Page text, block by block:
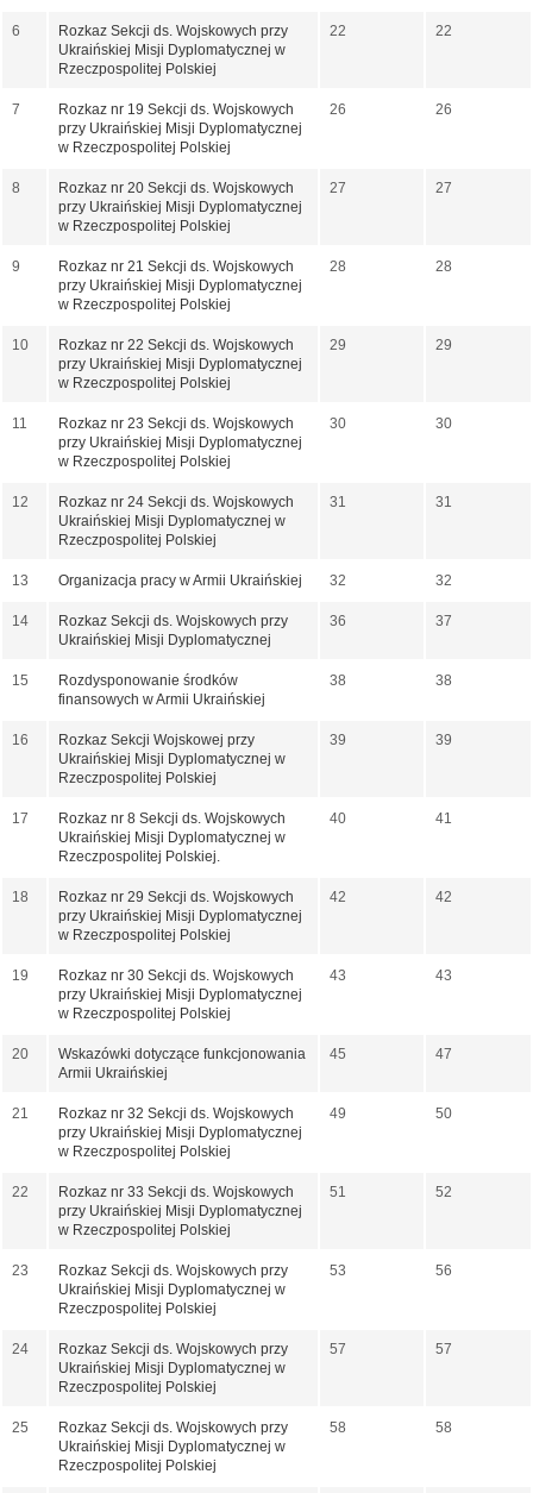
6
Rozkaz Sekcji ds. Wojskowych przy
Ukraińskiej Misji Dyplomatycznej w
Rzeczpospolitej Polskiej
22 22
7
Rozkaz nr 19 Sekcji ds. Wojskowych
przy Ukraińskiej Misji Dyplomatycznej
w Rzeczpospolitej Polskiej
26 26
8
Rozkaz nr 20 Sekcji ds. Wojskowych
przy Ukraińskiej Misji Dyplomatycznej
w Rzeczpospolitej Polskiej
27 27
9
Rozkaz nr 21 Sekcji ds. Wojskowych
przy Ukraińskiej Misji Dyplomatycznej
w Rzeczpospolitej Polskiej
28 28
10
Rozkaz nr 22 Sekcji ds. Wojskowych
przy Ukraińskiej Misji Dyplomatycznej
w Rzeczpospolitej Polskiej
29 29
11
Rozkaz nr 23 Sekcji ds. Wojskowych
przy Ukraińskiej Misji Dyplomatycznej
w Rzeczpospolitej Polskiej
30 30
12
Rozkaz nr 24 Sekcji ds. Wojskowych
Ukraińskiej Misji Dyplomatycznej w
Rzeczpospolitej Polskiej
31 31
13 Organizacja pracy w Armii Ukraińskiej 32 32
14
Rozkaz Sekcji ds. Wojskowych przy
Ukraińskiej Misji Dyplomatycznej
36 37
15
Rozdysponowanie środków
finansowych w Armii Ukraińskiej
38 38
16
Rozkaz Sekcji Wojskowej przy
Ukraińskiej Misji Dyplomatycznej w
Rzeczpospolitej Polskiej
39 39
17
Rozkaz nr 8 Sekcji ds. Wojskowych
Ukraińskiej Misji Dyplomatycznej w
Rzeczpospolitej Polskiej.
40 41
18
Rozkaz nr 29 Sekcji ds. Wojskowych
przy Ukraińskiej Misji Dyplomatycznej
w Rzeczpospolitej Polskiej
42 42
19
Rozkaz nr 30 Sekcji ds. Wojskowych
przy Ukraińskiej Misji Dyplomatycznej
w Rzeczpospolitej Polskiej
43 43
20
Wskazówki dotyczące funkcjonowania
Armii Ukraińskiej
45 47
21
Rozkaz nr 32 Sekcji ds. Wojskowych
przy Ukraińskiej Misji Dyplomatycznej
w Rzeczpospolitej Polskiej
49 50
22
Rozkaz nr 33 Sekcji ds. Wojskowych
przy Ukraińskiej Misji Dyplomatycznej
w Rzeczpospolitej Polskiej
51 52
23
Rozkaz Sekcji ds. Wojskowych przy
Ukraińskiej Misji Dyplomatycznej w
Rzeczpospolitej Polskiej
53 56
24
Rozkaz Sekcji ds. Wojskowych przy
Ukraińskiej Misji Dyplomatycznej w
Rzeczpospolitej Polskiej
57 57
25
Rozkaz Sekcji ds. Wojskowych przy
Ukraińskiej Misji Dyplomatycznej w
Rzeczpospolitej Polskiej
58 58